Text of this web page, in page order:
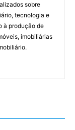
sobre
tecnologia e
à produção de
imobiliárias